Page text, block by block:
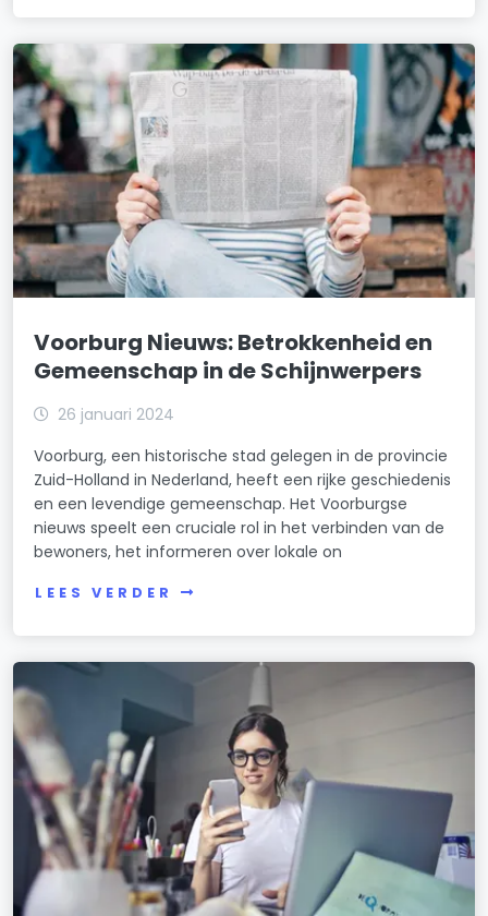
Voorburg Nieuws: Betrokkenheid en
Gemeenschap in de Schijnwerpers
26 januari 2024
Voorburg, een historische stad gelegen in de provincie
Zuid-Holland in Nederland, heeft een rijke geschiedenis
en een levendige gemeenschap. Het Voorburgse
nieuws speelt een cruciale rol in het verbinden van de
bewoners, het informeren over lokale on
LEES VERDER